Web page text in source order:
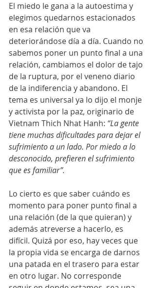
El miedo le gana a la autoestima y
elegimos quedarnos estacionados
en esa relación que va
deteriorándose día a día. Cuando no
sabemos poner un punto final a una
relación, cambiamos el dolor de tajo
de la ruptura, por el veneno diario
de la indiferencia y abandono. El
tema es universal ya lo dijo el monje
y activista por la paz, originario de
Vietnam Thich Nhat Hanh: “La gente
tiene muchas dificultades para dejar el
sufrimiento a un lado. Por miedo a lo
desconocido, prefieren el sufrimiento
que es familiar”.
Lo cierto es que saber cuándo es
momento para poner punto final a
una relación (de la que quieran) y
además atreverse a hacerlo, es
difícil. Quizá por eso, hay veces que
la propia vida se encarga de darnos
una patada en el trasero para estar
en otro lugar. No corresponde